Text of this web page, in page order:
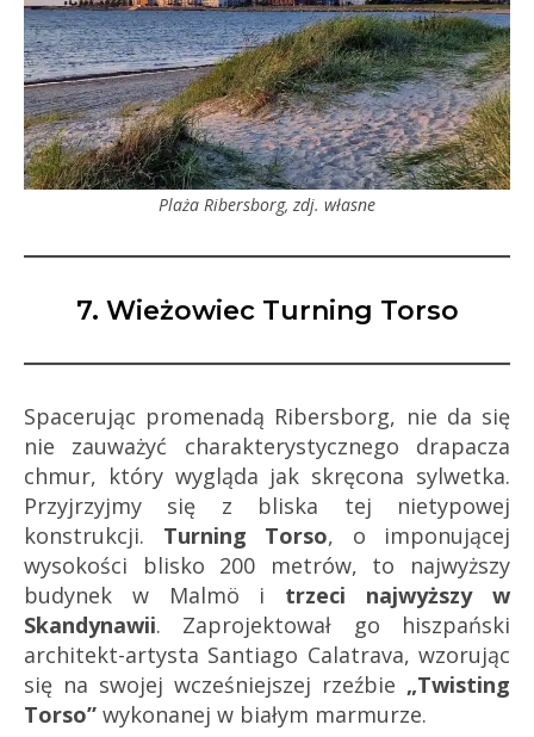
Plaża Ribersborg, zdj. własne
7. Wieżowiec Turning Torso
Spacerując promenadą Ribersborg, nie da się
nie zauważyć charakterystycznego drapacza
chmur, który wygląda jak skręcona sylwetka.
Przyjrzyjmy się z bliska tej nietypowej
konstrukcji. Turning Torso, o imponującej
wysokości blisko 200 metrów, to najwyższy
budynek w Malmö i trzeci najwyższy w
Skandynawii. Zaprojektował go hiszpański
architekt-artysta Santiago Calatrava, wzorując
się na swojej wcześniejszej rzeźbie „Twisting
Torso” wykonanej w białym marmurze.